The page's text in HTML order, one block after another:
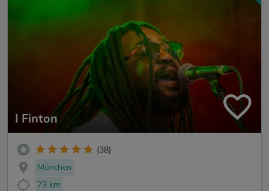
I Finton
(38)
München
73 km